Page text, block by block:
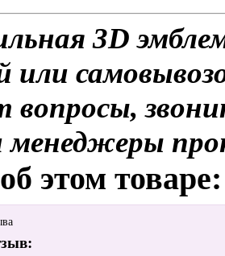
3D
или
вопросы,
этом товаре: